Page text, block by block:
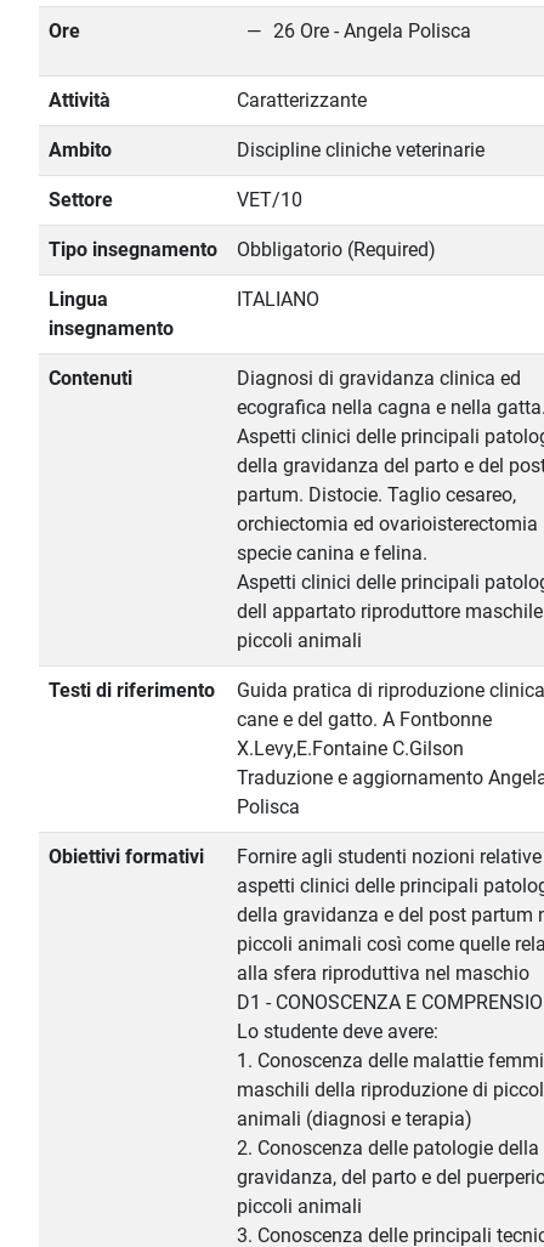
Ore 26 Ore - Angela Polisca
Attività Caratterizzante
Ambito Discipline cliniche veterinarie
Settore VET/10
Tipo insegnamento Obbligatorio (Required)
Lingua
insegnamento
ITALIANO
Contenuti
Diagnosi di gravidanza clinica ed
ecografica nella cagna e nella
Aspetti clinici delle principali
della gravidanza del parto e del
partum. Distocie. Taglio cesareo,
orchiectomia ed ovarioisterectomia
specie canina e felina.
Aspetti clinici delle principali
dell appartato riproduttore
piccoli animali
Testi di riferimento
Guida pratica di riproduzione
cane e del gatto. A Fontbonne
X.Levy,E.Fontaine C.Gilson
Traduzione e aggiornamento
Polisca
Obiettivi formativi
Fornire agli studenti nozioni
aspetti clinici delle principali
della gravidanza e del post partum
piccoli animali così come quelle
alla sfera riproduttiva nel maschio
D1 - CONOSCENZA E
Lo studente deve avere:
1. Conoscenza delle malattie
maschili della riproduzione di
animali (diagnosi e terapia)
2. Conoscenza delle patologie della
gravidanza, del parto e del
piccoli animali
3. Conoscenza delle principali